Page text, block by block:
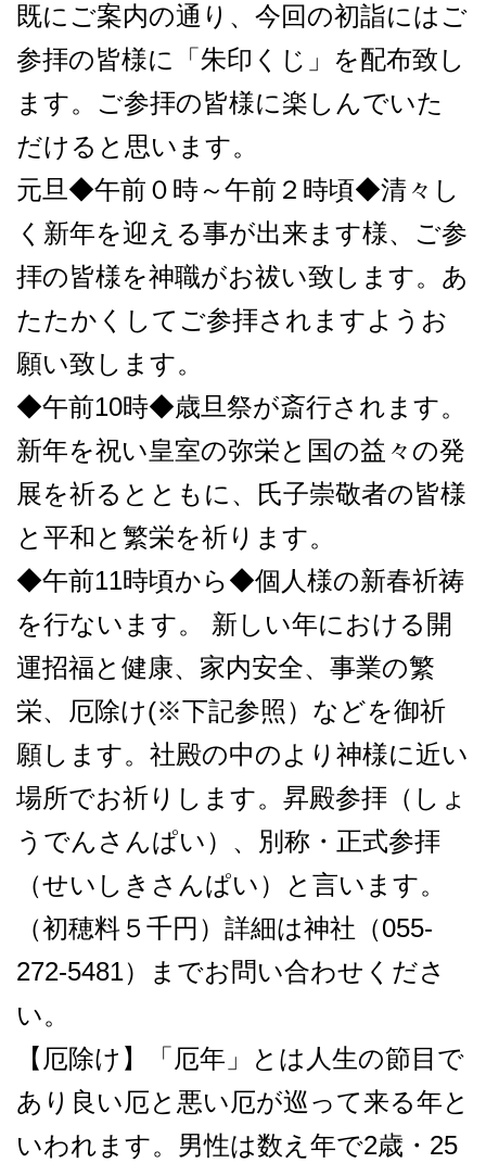
既にご案内の通り、今回の初詣にはご
参拝の皆様に「朱印くじ」を配布致し
ます。ご参拝の皆様に楽しんでいた
だけると思います。
元旦◆午前０時～午前２時頃◆清々し
く新年を迎える事が出来ます様、ご参
拝の皆様を神職がお祓い致します。あ
たたかくしてご参拝されますようお
願い致します。
◆午前10時◆歳旦祭が斎行されます。
新年を祝い皇室の弥栄と国の益々の発
展を祈るとともに、氏子崇敬者の皆様
と平和と繁栄を祈ります。
◆午前11時頃から◆個人様の新春祈祷
を行ないます。 新しい年における開
運招福と健康、家内安全、事業の繁
栄、厄除け(※下記参照）などを御祈
願します。社殿の中のより神様に近い
場所でお祈りします。昇殿参拝（しょ
うでんさんぱい）、別称・正式参拝
（せいしきさんぱい）と言います。
（初穂料５千円）詳細は神社（055-
272-5481）までお問い合わせくださ
い。
【厄除け】「厄年」とは人生の節目で
あり良い厄と悪い厄が巡って来る年と
いわれます。男性は数え年で2歳・25